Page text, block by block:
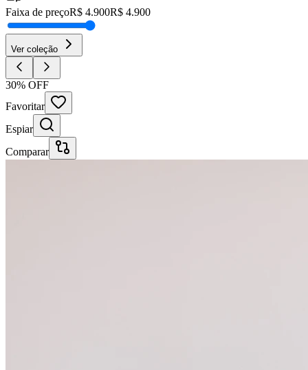
Faixa de preçoR$ 4.900R$ 4.900
Ver coleção
30% OFF
Favoritar
Espiar
Comparar